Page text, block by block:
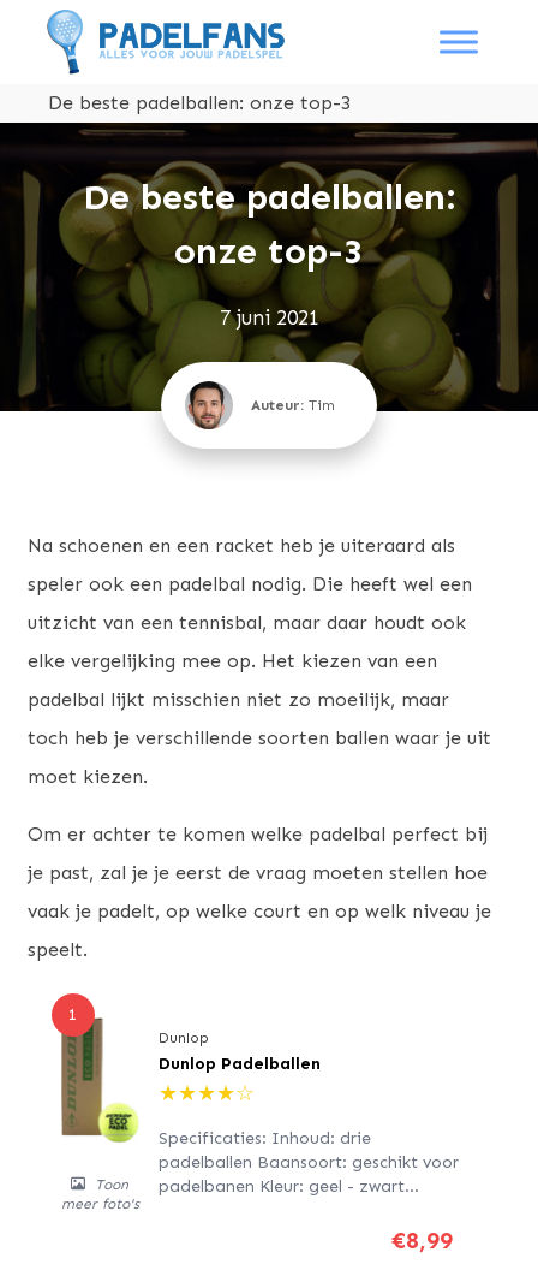
De beste padelballen: onze top-3
De beste padelballen:
onze top-3
7 juni 2021
Auteur: Tim
Na schoenen en een racket heb je uiteraard als
speler ook een padelbal nodig. Die heeft wel een
uitzicht van een tennisbal, maar daar houdt ook
elke vergelijking mee op. Het kiezen van een
padelbal lijkt misschien niet zo moeilijk, maar
toch heb je verschillende soorten ballen waar je uit
moet kiezen.
Om er achter te komen welke padelbal perfect bij
je past, zal je je eerst de vraag moeten stellen hoe
vaak je padelt, op welke court en op welk niveau je
speelt.
1
Toon
meer foto's
Dunlop
Dunlop Padelballen
★★★★☆
Specificaties: Inhoud: drie
padelballen Baansoort: geschikt voor
padelbanen Kleur: geel - zwart
bijzonderheden: het synthetische vilt
van hoge kwaliteit garandeert extra
€8,99